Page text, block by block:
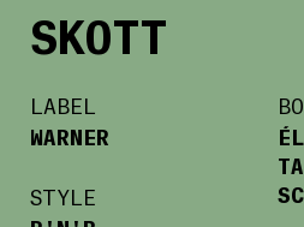
SKOTT
LABEL
WARNER
STYLE